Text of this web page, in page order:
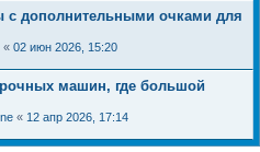
с дополнительными очками для
« 02 июн 2026, 15:20
машин, где большой
« 12 апр 2026, 17:14